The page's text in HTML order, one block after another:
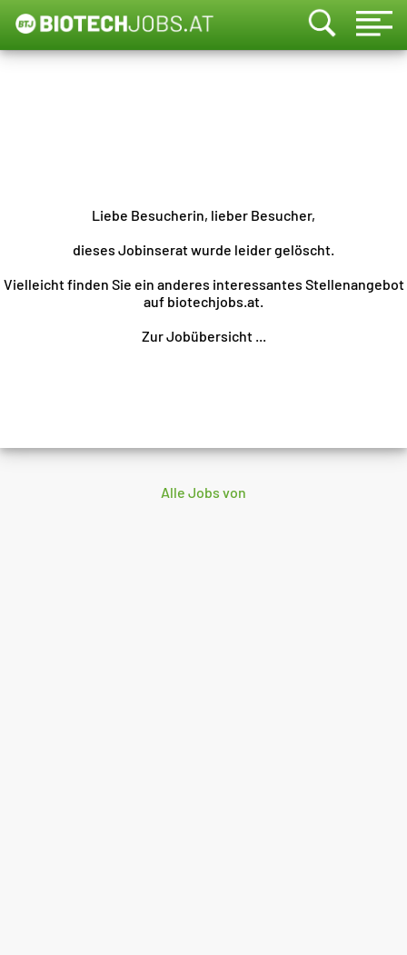
Liebe Besucherin, lieber Besucher,
dieses Jobinserat wurde leider gelöscht.
Vielleicht finden Sie ein anderes interessantes Stellenangebot
auf biotechjobs.at.
Zur Jobübersicht ...
Alle Jobs von